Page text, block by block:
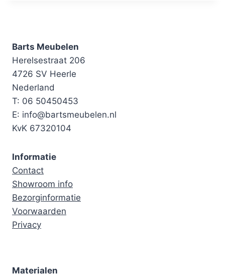
Barts Meubelen
Herelsestraat 206
4726 SV Heerle
Nederland
T: 06 50450453
E: info@bartsmeubelen.nl
KvK 67320104
Informatie
Contact
Showroom info
Bezorginformatie
Voorwaarden
Privacy
Materialen